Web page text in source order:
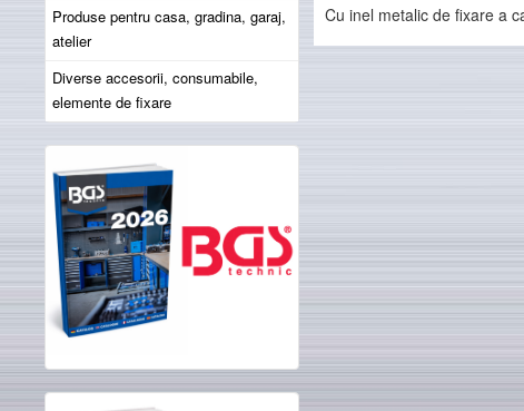
Produse pentru casa, gradina, garaj,
atelier
Diverse accesorii, consumabile,
elemente de fixare
Cu inel metalic de fixare a